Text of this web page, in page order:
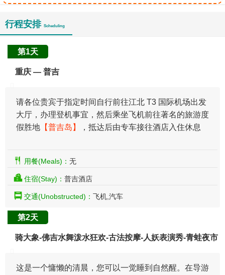
行程安排 Scheduling
第1天
重庆 — 普吉
请各位贵宾于指定时间自行前往江北 T3 国际机场出发
大厅，办理登机事宜，然后乘坐飞机前往著名的旅游度
假胜地 【普吉岛】 ，抵达后由专车接往酒店入住休息
用餐(Meals)： 无
住宿(Stay)： 普吉酒店
交通(Unobstructed)： 飞机,汽车
第2天
骑大象-佛吉水舞泼水狂欢-古法按摩-人妖表演秀-青蛙夜市
这是一个慵懒的清晨，您可以一觉睡到自然醒。在导游